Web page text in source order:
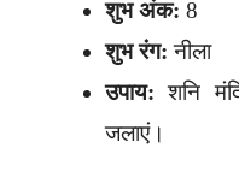
शुभ अंक: 8
शुभ रंग: नीला
उपाय: शनि
जलाएं।